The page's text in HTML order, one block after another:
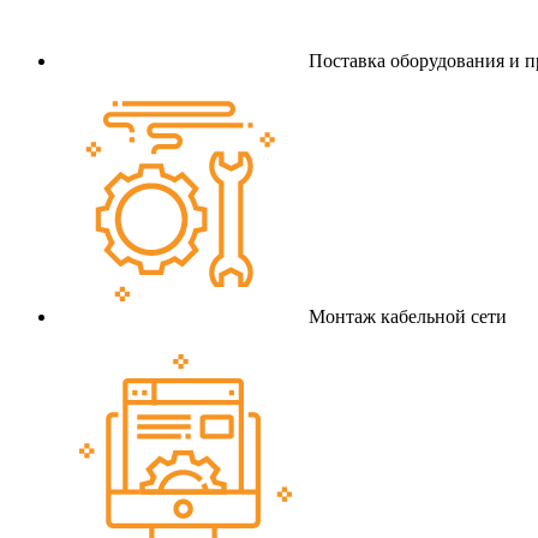
Поставка оборудования и
Монтаж кабельной сети